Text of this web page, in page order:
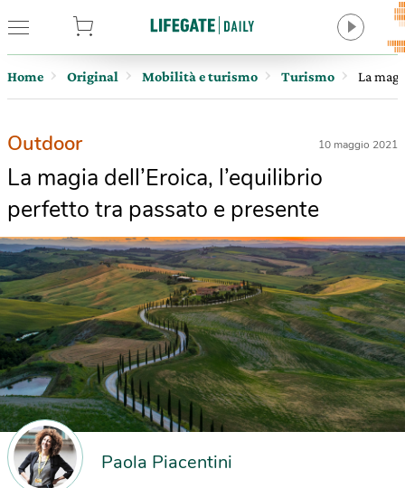
Home Original Mobilità e turismo Turismo La
Outdoor 10 maggio 2021
La magia dell’Eroica, l’equilibrio
perfetto tra passato e presente
Paola Piacentini